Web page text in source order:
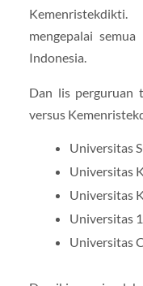
mengepalai
Indonesia.
Dan lis perguruan
versus
Universitas
Universitas
Universitas
Universitas
Universitas